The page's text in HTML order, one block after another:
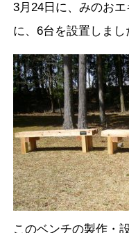
3月24日に、みのお
に、6台を設置しまし
このベンチの製作・